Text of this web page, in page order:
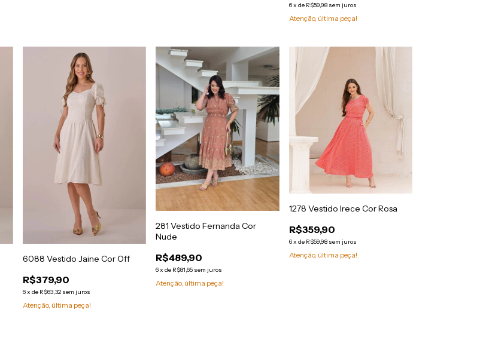
6x de R$59,98 sem juros
Atenção, última peça!
6088 Vestido Jaine Cor Off
R$379,90
6x de R$63,32 sem juros
Atenção, última peça!
281 Vestido Fernanda Cor
Nude
R$489,90
6xde R$81,65 sem juros
Atenção, última peça!
1278 Vestido Irece Cor Rosa
R$359,90
6x de R$59,98 sem juros
Atenção, última peça!